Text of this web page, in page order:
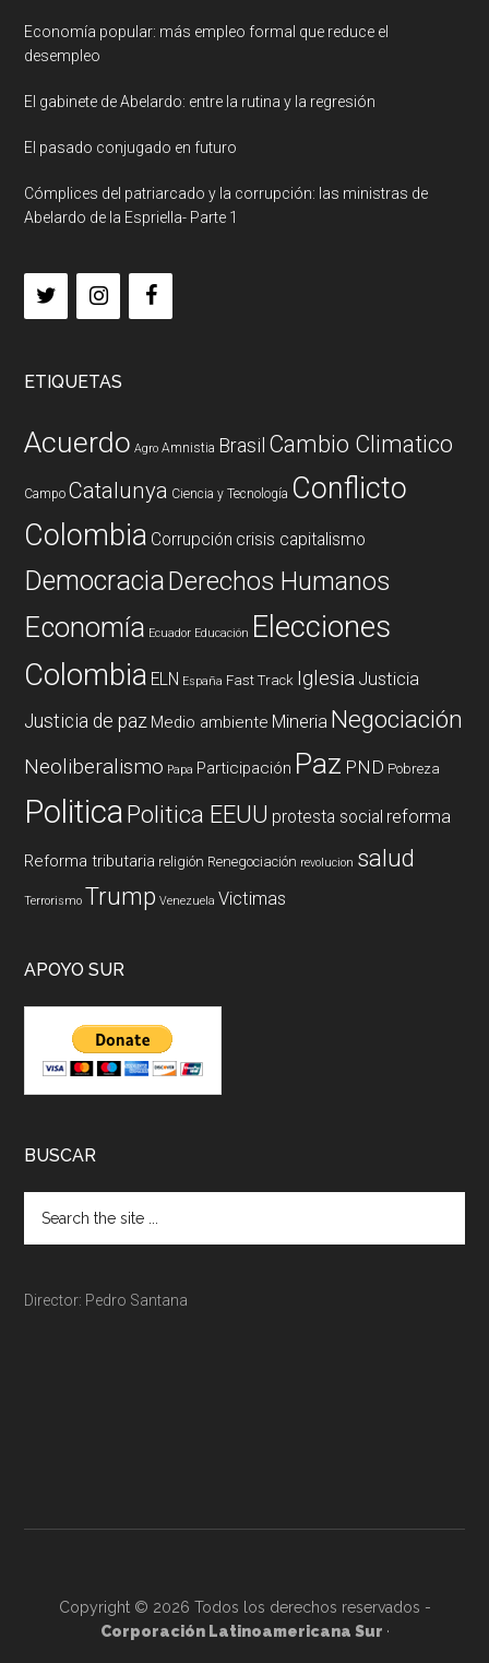
Economía popular: más empleo formal que reduce el
desempleo
El gabinete de Abelardo: entre la rutina y la regresión
El pasado conjugado en futuro
Cómplices del patriarcado y la corrupción: las ministras de
Abelardo de la Espriella- Parte 1
ETIQUETAS
Acuerdo Agro Amnistia Brasil Cambio Climatico
Campo Catalunya Ciencia y Tecnología Conflicto
Colombia Corrupción crisis capitalismo
DemocraciaDerechos Humanos
Economía Ecuador Educación Elecciones
Colombia ELN España Fast Track Iglesia Justicia
Justicia de paz Medio ambiente Mineria Negociación
Neoliberalismo Papa Participación Paz PND Pobreza
PoliticaPolitica EEUU protesta social reforma
Reforma tributaria religión Renegociación revolucion salud
Terrorismo Trump Venezuela Victimas
APOYO SUR
BUSCAR
Director: Pedro Santana
Copyright © 2026 Todos los derechos reservados -
Corporación Latinoamericana Sur ·